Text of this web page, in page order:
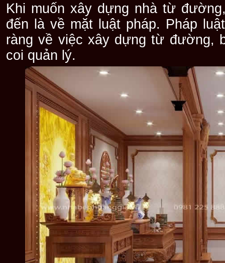
Khi muốn xây dựng nhà từ
đến là về mặt luật pháp. Pháp
ràng về việc xây dựng từ đường,
coi quản lý.